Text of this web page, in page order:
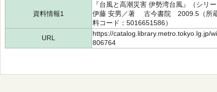
資料情報1
『台風と高潮災害 伊勢湾台風』（シ
伊藤 安男／著 古今書院 2009.5（
料コード：5016651586）
URL
https://catalog.library.metro.tokyo.lg.jp/
806764